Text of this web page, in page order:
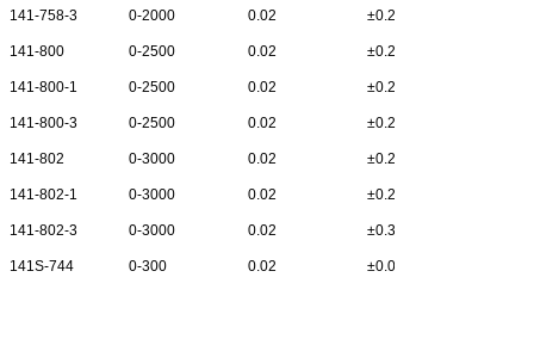
141-758-3 0-2000 0.02 ±0.22
141-800 0-2500 0.02 ±0.22
141-800-1 0-2500 0.02 ±0.22
141-800-3 0-2500 0.02 ±0.26
141-802 0-3000 0.02 ±0.26
141-802-1 0-3000 0.02 ±0.26
141-802-3 0-3000 0.02 ±0.31
141S-744 0-300 0.02 ±0.04